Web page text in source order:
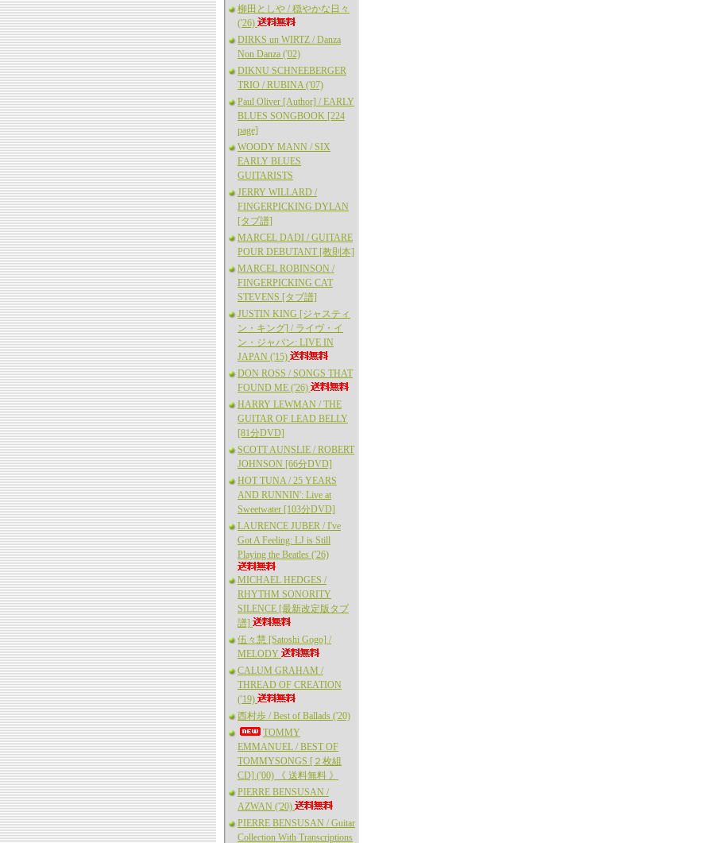
柳田としや / 穏やかな日々
('26)
DIRKS un WIRTZ / Danza
Non Danza ('02)
DIKNU SCHNEEBERGER
TRIO / RUBINA ('07)
Paul Oliver [Author] / EARLY
BLUES SONGBOOK [224
page]
WOODY MANN / SIX
EARLY BLUES
GUITARISTS
JERRY WILLARD /
FINGERPICKING DYLAN
[タブ譜]
MARCEL DADI / GUITARE
POUR DEBUTANT [教則本]
MARCEL ROBINSON /
FINGERPICKING CAT
STEVENS [タブ譜]
JUSTIN KING [ジャスティ
ン・キング] / ライヴ・イ
ン・ジャパン: LIVE IN
JAPAN ('15)
DON ROSS / SONGS THAT
FOUND ME ('26)
HARRY LEWMAN / THE
GUITAR OF LEAD BELLY
[81分DVD]
SCOTT AUNSLIE / ROBERT
JOHNSON [66分DVD]
HOT TUNA / 25 YEARS
AND RUNNIN': Live at
Sweetwater [103分DVD]
LAURENCE JUBER / I've
Got A Feeling: LJ is Still
Playing the Beatles ('26)
MICHAEL HEDGES /
RHYTHM SONORITY
SILENCE [最新改定版タブ
譜]
伍々慧 [Satoshi Gogo] /
MELODY
CALUM GRAHAM /
THREAD OF CREATION
('19)
西村歩 / Best of Ballads ('20)
TOMMY
EMMANUEL / BEST OF
TOMMYSONGS [２枚組
CD] ('00) 《 送料無料 》
PIERRE BENSUSAN /
AZWAN ('20)
PIERRE BENSUSAN / Guitar
Collection With Transcriptions